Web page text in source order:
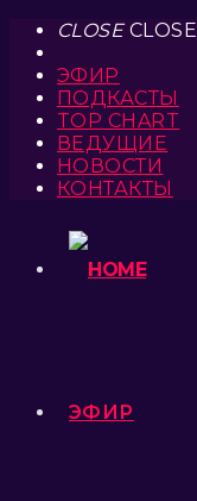
CLOSECLOSE
ЭФИР
ПОДКАСТЫ
TOP CHART
ВЕДУЩИЕ
НОВОСТИ
КОНТАКТЫ
ЭФИР